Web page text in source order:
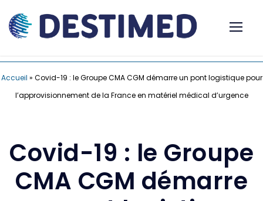
Accueil » Covid-19 : le Groupe CMA CGM démarre un pont logistique pour
l’approvisionnement de la France en matériel médical d’urgence
Covid-19 : le Groupe
CMA CGM démarre